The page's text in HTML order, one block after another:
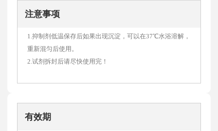
注意事项
1.抑制剂低温保存后如果出现沉淀，可以在37℃水浴溶解，
重新混匀后使用。
2.试剂拆封后请尽快使用完！
有效期